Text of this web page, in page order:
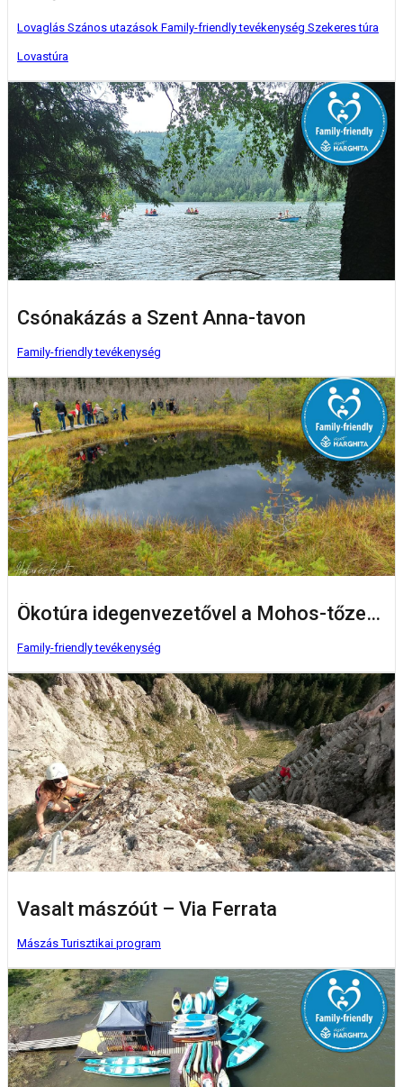
Lovaglás Szános utazások Family-friendly tevékenység Szekeres túra
Lovastúra
Csónakázás a Szent Anna-tavon
Family-friendly tevékenység
Ökotúra idegenvezetővel a Mohos-tőzegláp botanikai rezervátumban
Family-friendly tevékenység
Vasalt mászóút – Via Ferrata
MászásTurisztikai program